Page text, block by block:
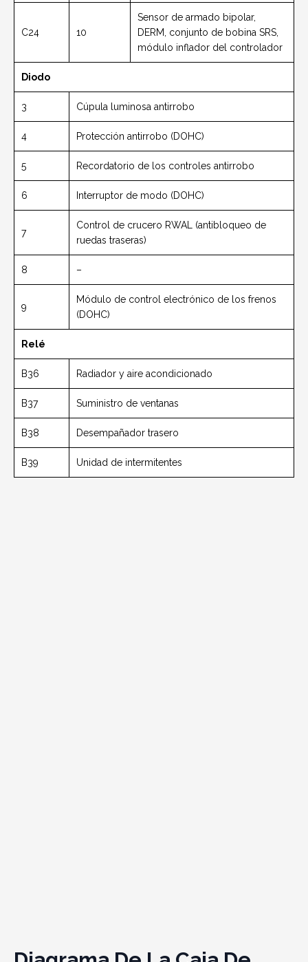
C24 10
Sensor de armado bipolar,
DERM, conjunto de bobina SRS,
módulo inflador del controlador
Diodo
3 Cúpula luminosa antirrobo
4 Protección antirrobo (DOHC)
5 Recordatorio de los controles antirrobo
6 Interruptor de modo (DOHC)
7
Control de crucero RWAL (antibloqueo de
ruedas traseras)
8 –
9
Módulo de control electrónico de los frenos
(DOHC)
Relé
B36 Radiador y aire acondicionado
B37 Suministro de ventanas
B38 Desempañador trasero
B39 Unidad de intermitentes